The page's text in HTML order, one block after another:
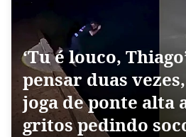
‘Tu é louco,
pensar duas
joga de ponte alta
gritos pedindo